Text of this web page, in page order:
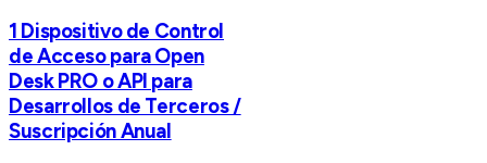
1 Dispositivo de Control
de Acceso para Open
Desk PRO o API para
Desarrollos de Terceros /
Suscripción Anual